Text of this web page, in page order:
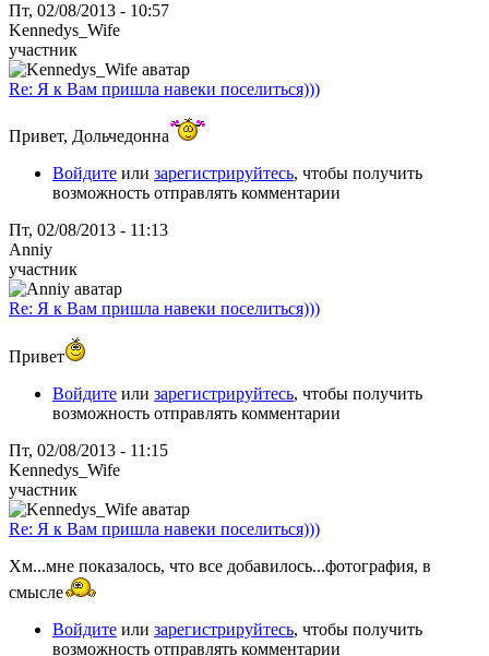
Пт, 02/08/2013 - 10:57
Kennedys_Wife
участник
Re: Я к Вам пришла навеки поселиться)))
Привет, Дольчедонна
Войдите или зарегистрируйтесь, чтобы получить
возможность отправлять комментарии
Пт, 02/08/2013 - 11:13
Anniy
участник
Re: Я к Вам пришла навеки поселиться)))
Привет
Войдите или зарегистрируйтесь, чтобы получить
возможность отправлять комментарии
Пт, 02/08/2013 - 11:15
Kennedys_Wife
участник
Re: Я к Вам пришла навеки поселиться)))
Хм...мне показалось, что все добавилось...фотография, в
смысле
Войдите или зарегистрируйтесь, чтобы получить
возможность отправлять комментарии